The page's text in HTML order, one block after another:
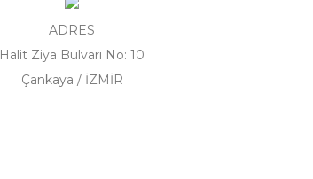
ADRES
Halit Ziya Bulvarı No: 10
Çankaya / İZMİR